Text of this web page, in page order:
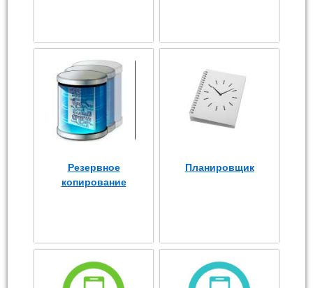
Резервное
копирование
Планировщик